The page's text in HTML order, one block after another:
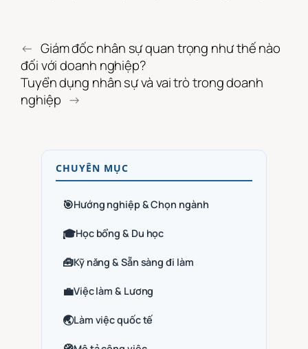
← Giám đốc nhân sự quan trọng như thế nào
đối với doanh nghiệp?
Tuyển dụng nhân sự và vai trò trong doanh
nghiệp →
CHUYÊN MỤC
🎯Hướng nghiệp & Chọn ngành
🎓Học bổng & Du học
🧰Kỹ năng & Sẵn sàng đi làm
💼Việc làm & Lương
🌏Làm việc quốc tế